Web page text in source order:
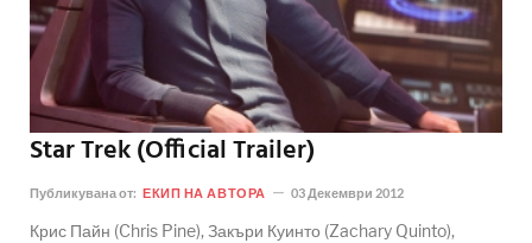
Star Trek (Official Trailer)
Публикувана от: ЕКИП НА АВТОРА 03 Декември 2012
Крис Пайн (Chris Pine), Закъри Куинто (Zachary Quinto),